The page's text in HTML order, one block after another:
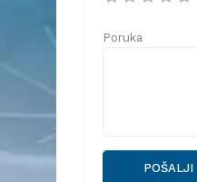
Poruka
POŠALJI